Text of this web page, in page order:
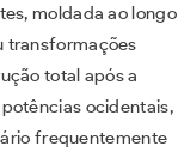
moldada ao longo
transformações
total após a
ocidentais,
frequentemente